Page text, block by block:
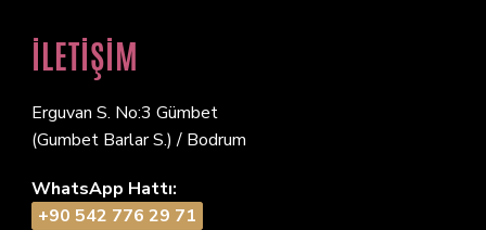
İLETİŞİM
Erguvan S. No:3 Gümbet
(Gumbet Barlar S.) / Bodrum
WhatsApp Hattı:
+90 542 776 29 71